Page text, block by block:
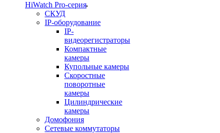
HiWatch Pro-серия
CКУД
IP-оборудование
IP-
видеорегистраторы
Компактные
камеры
Купольные камеры
Скоростные
поворотные
камеры
Цилиндрические
камеры
Домофония
Сетевые коммутаторы